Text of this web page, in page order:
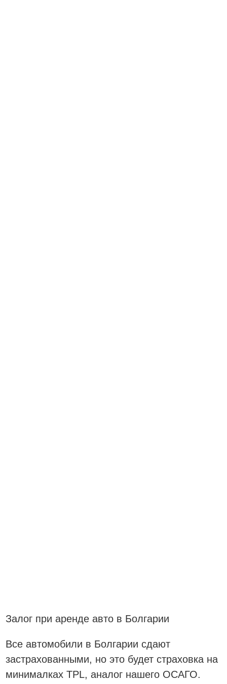
Залог при аренде авто в Болгарии
Все автомобили в Болгарии сдают
застрахованными, но это будет страховка на
минималках TPL, аналог нашего ОСАГО.